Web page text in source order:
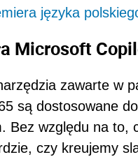
języka
Microsoft
zawarte w
są dostosowane
Bez względu na to,
czy kreujemy